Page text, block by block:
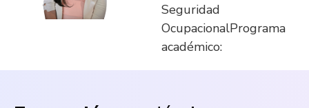
Seguridad
OcupacionalPrograma
académico: